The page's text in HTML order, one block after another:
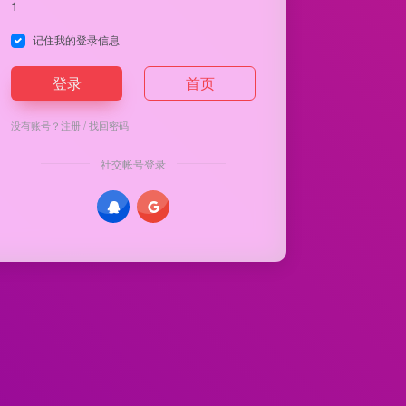
1
记住我的登录信息
登录 首页
没有账号？注册/找回密码
社交帐号登录